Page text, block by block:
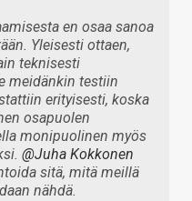
en osaa sanoa
Yleisesti ottaen,
teknisesti
meidänkin testiin
erityisesti, koska
osapuolen
monipuolinen myös
@Juha Kokkonen
sitä, mitä meillä
nähdä.